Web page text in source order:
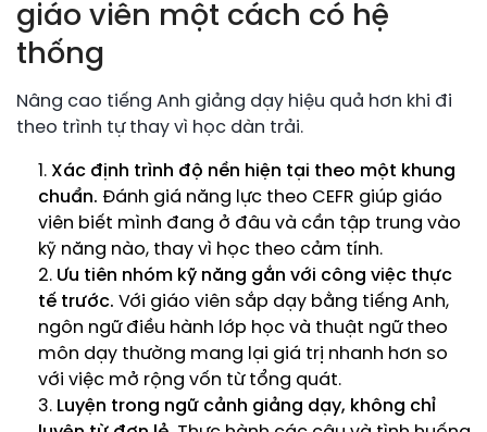
giáo viên một cách có hệ
thống
Nâng cao tiếng Anh giảng dạy hiệu quả hơn khi đi
theo trình tự thay vì học dàn trải.
Xác định trình độ nền hiện tại theo một khung
chuẩn. Đánh giá năng lực theo CEFR giúp giáo
viên biết mình đang ở đâu và cần tập trung vào
kỹ năng nào, thay vì học theo cảm tính.
Ưu tiên nhóm kỹ năng gắn với công việc thực
tế trước. Với giáo viên sắp dạy bằng tiếng Anh,
ngôn ngữ điều hành lớp học và thuật ngữ theo
môn dạy thường mang lại giá trị nhanh hơn so
với việc mở rộng vốn từ tổng quát.
Luyện trong ngữ cảnh giảng dạy, không chỉ